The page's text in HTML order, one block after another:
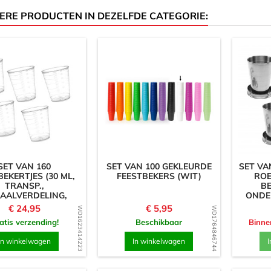
PRODUCTEN IN DEZELFDE CATEGORIE:
WD1623414223
VAN 160
(30 ML,
TRANSP.,
VEELVULDIG...
Prijs
€ 24,95
verzending!
winkelwagen WD1764846744
SET VAN 100 GEKLEURDE
FEESTBEKERS (WIT)
Prijs
€ 5,95
Beschikbaar
In winkelwagen
SET